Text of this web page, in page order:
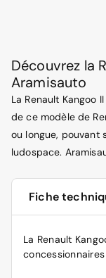
Découvrez la
Aramisauto
La Renault Kangoo
de ce modèle de
ou longue, pouvant
ludospace.
Fiche
La Renault